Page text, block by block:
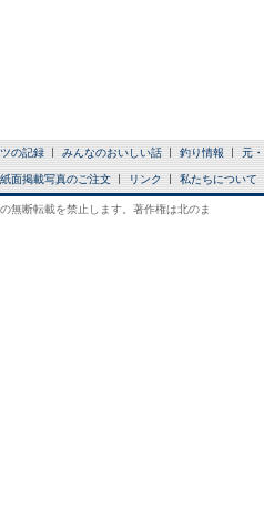
の記録 みんなのおいしい話 釣り情報 元
紙面掲載写真のご注文 リンク 私たちについて
無断転載を禁止します。著作権は北のま